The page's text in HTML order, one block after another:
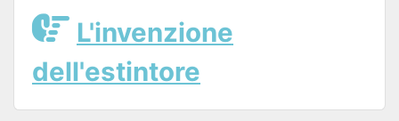
L'invenzione
dell'estintore